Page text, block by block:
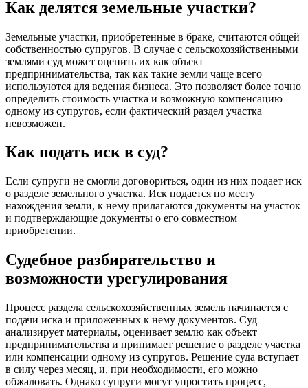
Как делятся земельные участки?
Земельные участки, приобретенные в браке, считаются общей
собственностью супругов. В случае с сельскохозяйственными
землями суд может оценить их как объект
предпринимательства, так как такие земли чаще всего
используются для ведения бизнеса. Это позволяет более точно
определить стоимость участка и возможную компенсацию
одному из супругов, если фактический раздел участка
невозможен.
Как подать иск в суд?
Если супруги не смогли договориться, один из них подает иск
о разделе земельного участка. Иск подается по месту
нахождения земли, к нему прилагаются документы на участок
и подтверждающие документы о его совместном
приобретении.
Судебное разбирательство и
возможности урегулирования
Процесс раздела сельскохозяйственных земель начинается с
подачи иска и приложенных к нему документов. Суд
анализирует материалы, оценивает землю как объект
предпринимательства и принимает решение о разделе участка
или компенсации одному из супругов. Решение суда вступает
в силу через месяц, и, при необходимости, его можно
обжаловать. Однако супруги могут упростить процесс,